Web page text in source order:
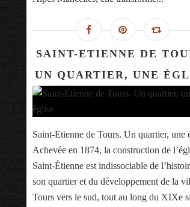
SAINT-ETIENNE DE
UN QUARTIER, UNE
Saint-Etienne de Tours. Un quartier, une
Achevée en 1874, la construction de
Saint-Étienne est indissociable de
son quartier et du développement de la
Tours vers le sud, tout au long du XIXe